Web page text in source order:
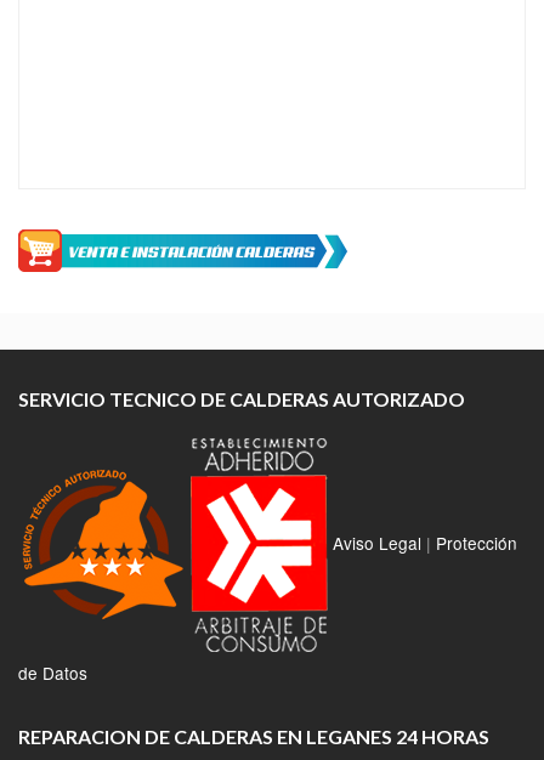
SERVICIO TECNICO DE CALDERAS AUTORIZADO
Aviso Legal | Protección
de Datos
REPARACION DE CALDERAS EN LEGANES 24 HORAS